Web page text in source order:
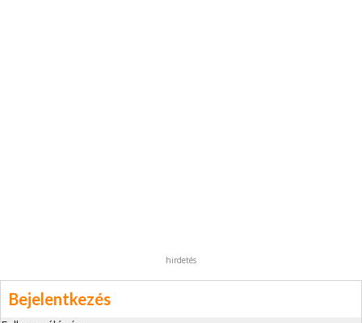
hirdetés
Bejelentkezés